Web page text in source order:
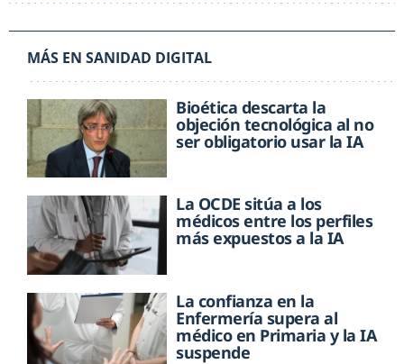
MÁS EN SANIDAD DIGITAL
Bioética descarta la
objeción tecnológica al no
ser obligatorio usar la IA
La OCDE sitúa a los
médicos entre los perfiles
más expuestos a la IA
La confianza en la
Enfermería supera al
médico en Primaria y la IA
suspende